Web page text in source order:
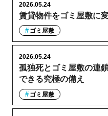
賃貸物件をゴミ屋敷に
2026.05.24
ゴミ屋敷
孤独死とゴミ屋敷の連
できる究極の備え
2026.05.24
ゴミ屋敷